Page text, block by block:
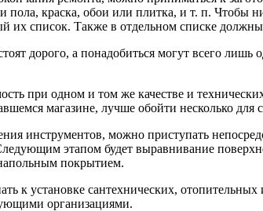
краска, обои или плитка, и т. п. Чтобы
их список. Также в отдельном списке
дорого, а понадобиться могут всего
при одном и том же качестве и
магазине, лучше обойти несколько для
инструментов, можно приступать
этапом будет выравнивание
покрытием.
к установке сантехнических,
организациями.